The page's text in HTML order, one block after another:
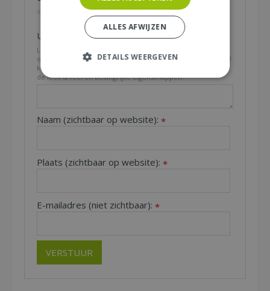
Uw mening over dit product:*
Let op: deze recensie gaat over het product en niet over
ons tuincentrum, de service of levering van uw bestelling. U
kunt bijvoorbeeld in gaan op de kwaliteit van het product,
de look & feel en belangrijke eigenschappen.
Naam (zichtbaar op website): *
Plaats (zichtbaar op website): *
E-mailadres (niet zichtbaar): *
ALLES AFWIJZEN
DETAILS WEERGEVEN